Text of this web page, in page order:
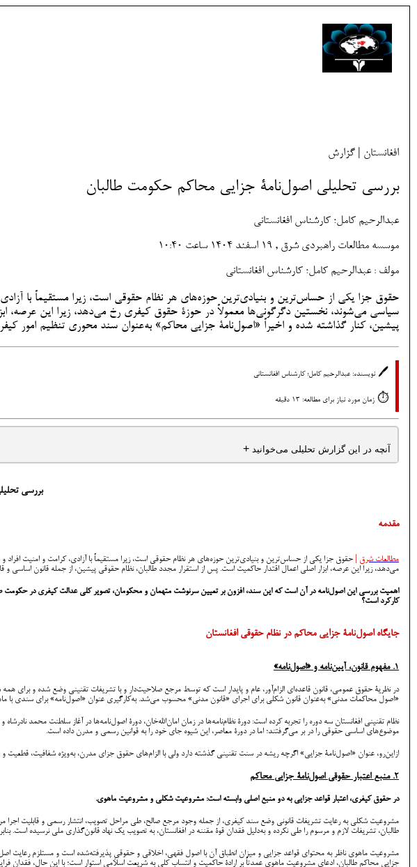
افغانستان | گزارش
بررسی تحلیلی اصول‌نامۀ جزایی محاکم حکومت طالبان
عبدالرحیم کامل؛ کارشناس افغانستانی
موسسه مطالعات راهبردی شرق , 19 اسفند 1404 ساعت 10:40
مولف : عبدالرحیم کامل؛ کارشناس افغانستانی
حقوق جزا یکی از حساس‌ترین و بنیادی‌ترین حوزه‌های هر نظام حقوقی است، زیرا مستقیماً با
سیاسی می‌شوند، نخستین دگرگونی‌ها معمولاً در حوزۀ حقوق کیفری رخ می‌دهد، زیرا این عرصه،
پیشین، کنار گذاشته شده و اخیراً «اصول‌نامۀ جزایی محاکم» به‌عنوان سند محوری تنظیم امور
🖊️ نویسنده: عبدالرحیم کامل؛ کارشناس افغانستانی
⏱️ زمان مورد نیاز برای مطالعه: 13 دقیقه
آنچه در این گزارش تحلیلی می‌خوانید +
بررسی
مقدمه
مطالعات شرق
حقوق جزا یکی از حساس‌ترین و بنیادی‌ترین حوزه‌های هر نظام حقوقی است، زیرا مستقیماً با آزادی، کرامت و امنیت
می‌دهد، زیرا این عرصه، ابزار اصلی اعمال اقتدار حاکمیت است. پس از استقرار مجدد طالبان، نظام حقوقی پیشین، از جمله قانون
اهمیت بررسی این اصول‌نامه در آن است که این سند، افزون بر تعیین سرنوشت متهمان و محکومان، تصویر کلی عدالت کیفری در
کارکرد است؟
جایگاه اصول‌نامۀ جزایی محاکم در نظام حقوقی افغانستان
1. مفهوم قانون، آیین‌نامه و «اصول‌نامه»
در نظریۀ حقوق عمومی، قانون قاعده‌ای الزام‌آور، عام و پایدار است که توسط مرجع صلاحیت‌دار و با تشریفات تقنینی وضع شده و برای
«اصول محاکمات مدنی» به‌عنوان قانون شکلی برای اجرای «قانون مدنی» محسوب می‌شد. به‌کارگیری عنوان «اصول‌نامه» برای سندی با
موضوع‌های اساسی حقوقی را در بر می‌گرفتند؛ اما در دورۀ معاصر، این شیوه جای خود را به قوانین رسمی و مدرن داده است.
ازاین‌رو، عنوان «اصول‌نامۀ جزایی» اگرچه ریشه در سنت تقنینی گذشته دارد ولی با الزام‌های حقوق جزای مدرن، به‌ویژه شفافیت، قطعیت و
2. منبع اعتبار حقوقی اصول‌نامۀ جزایی محاکم
در حقوق کیفری، اعتبار قواعد جزایی به دو منبع اصلی وابسته است: مشروعیت شکلی و مشروعیت ماهوی.
مشروعیت شکلی به رعایت تشریفات قانونی وضع سند کیفری، از جمله وجود مرجع صالح، طی مراحل تصویب، انتشار رسمی و قابلیت
طالبان، تشریفات لازم و مرسوم را طی نکرده و به‌دلیل فقدان قوۀ مقننه در افغانستان، به تصویب یک نهاد قانون‌گذاری ملی نرسیده است.
مشروعیت ماهوی ناظر به محتوای قواعد جزایی و میزان انطباق آن با اصول فقهی، اخلاقی و حقوقیِ پذیرفته‌شده است و مستلزم رعایت
جزایی محاکم طالبان، ادعای مشروعیت ماهوی عمدتاً بر ارادۀ حاکمیت و انتساب کلی به شریعت اسلامی استوار است؛ با این حال،